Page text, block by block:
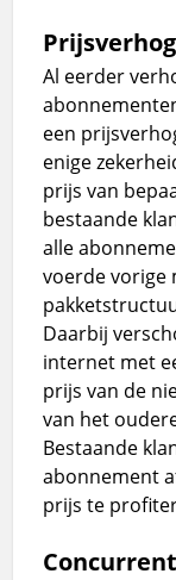
Al eerder
een
enige
prijs van
bestaande
alle
voerde vorige
Daarbij
internet met
prijs van de
van het
Bestaande
abonnement
prijs te